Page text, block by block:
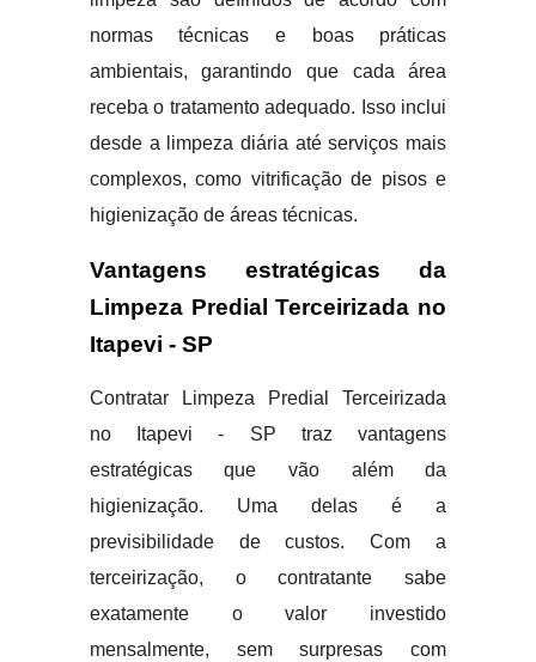
normas técnicas e boas práticas
ambientais, garantindo que cada área
receba o tratamento adequado. Isso inclui
desde a limpeza diária até serviços mais
complexos, como vitrificação de pisos e
higienização de áreas técnicas.
Vantagens estratégicas da
Limpeza Predial Terceirizada no
Itapevi - SP
Contratar Limpeza Predial Terceirizada
no Itapevi - SP traz vantagens
estratégicas que vão além da
higienização. Uma delas é a
previsibilidade de custos. Com a
terceirização, o contratante sabe
exatamente o valor investido
mensalmente, sem surpresas com